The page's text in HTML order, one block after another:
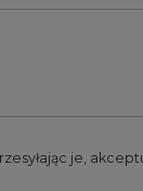
je,